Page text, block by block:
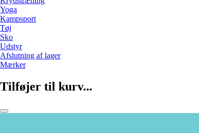
Yoga
Kampsport
Tøj
Sko
Udstyr
Afslutning af lager
Mærker
Tilføjer til kurv...